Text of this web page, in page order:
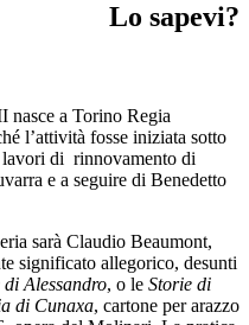
Lo sapevi?
nasce a Torino Regia
l’attività fosse iniziata sotto
di rinnovamento di
e a seguire di Benedetto
sarà Claudio Beaumont,
significato allegorico, desunti
di Alessandro, o le Storie di
di Cunaxa, cartone per arazzo